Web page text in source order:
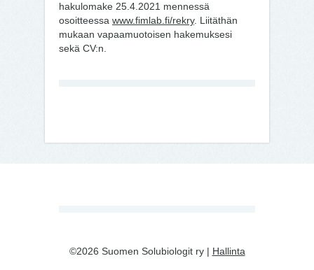
hakulomake 25.4.2021 mennessä
osoitteessa www.fimlab.fi/rekry. Liitäthän
mukaan vapaamuotoisen hakemuksesi
sekä CV:n.
©2026 Suomen Solubiologit ry | Hallinta